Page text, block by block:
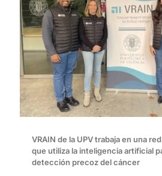
VRAIN de la UPV trabaja en una
que utiliza la inteligencia artificial
detección precoz del cáncer